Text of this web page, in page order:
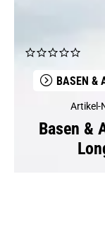
BASEN &
Artikel-
Basen &